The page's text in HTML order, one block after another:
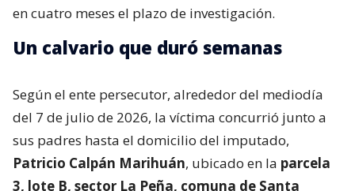
en cuatro meses el plazo de investigación.
Un calvario que duró semanas
Según el ente persecutor, alrededor del mediodía
del 7 de julio de 2026, la víctima concurrió junto a
sus padres hasta el domicilio del imputado,
Patricio Calpán Marihuán, ubicado en la parcela
3, lote B, sector La Peña, comuna de Santa